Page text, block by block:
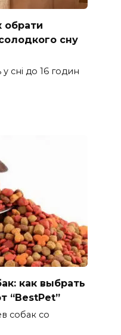
обрати
сну
сні до 16 годин
как выбрать
“BestPet”
собак со